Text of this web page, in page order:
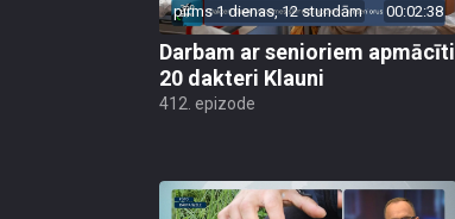
pirms 1 dienas, 12 stundām 00:02:38
Darbam ar senioriem apmācīti
20 dakteri Klauni
412. epizode